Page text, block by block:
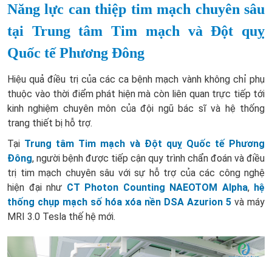
Năng lực can thiệp tim mạch chuyên sâu
tại Trung tâm Tim mạch và Đột quỵ
Quốc tế Phương Đông
Hiệu quả điều trị của các ca bệnh mạch vành không chỉ phụ
thuộc vào thời điểm phát hiện mà còn liên quan trực tiếp tới
kinh nghiệm chuyên môn của đội ngũ bác sĩ và hệ thống
trang thiết bị hỗ trợ.
Tại Trung tâm Tim mạch và Đột quỵ Quốc tế Phương
Đông, người bệnh được tiếp cận quy trình chẩn đoán và điều
trị tim mạch chuyên sâu với sự hỗ trợ của các công nghệ
hiện đại như CT Photon Counting NAEOTOM Alpha, hệ
thống chụp mạch số hóa xóa nền DSA Azurion 5 và máy
MRI 3.0 Tesla thế hệ mới.